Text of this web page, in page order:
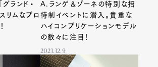
ランド・
リムなプロ
A.ランゲ＆ゾーネの特別な招
待制イベントに潜入。貴重な
ハイコンプリケーションモデル
の数々に注目！
2021.12.9